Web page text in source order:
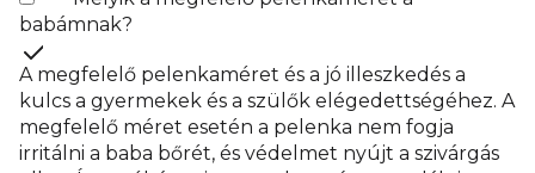
babámnak?
A megfelelő pelenkaméret és a jó illeszkedés a
kulcs a gyermekek és a szülők elégedettségéhez. A
megfelelő méret esetén a pelenka nem fogja
irritálni a baba bőrét, és védelmet nyújt a szivárgás